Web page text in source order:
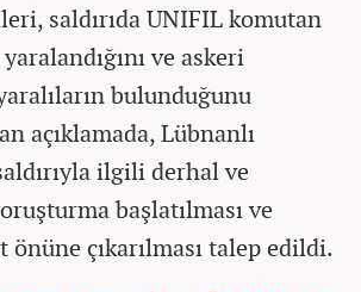
saldırıda UNIFIL komutan
yaralandığını ve askeri
bulunduğunu
açıklamada, Lübnanlı
ilgili derhal ve
başlatılması ve
çıkarılması talep edildi.